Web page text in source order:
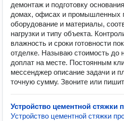
демонтаж и подготовку
домах, офисах и промышленных
оборудование и материалы,
нагрузки и типу объекта.
влажность и сроки готовности
отделке. Называю стоимость до
доплат на месте. Постоянным
мессенджер описание задачи и
точную сумму. Звоните или
Устройство цементной стяжки
Устройство цементной стяжки